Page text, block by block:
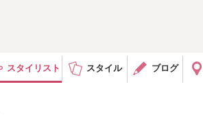
スタイリスト スタイル ブログ